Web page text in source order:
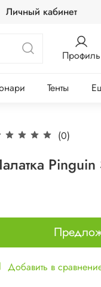
Личный кабинет
Профиль
Тенты
(0)
Добавить в